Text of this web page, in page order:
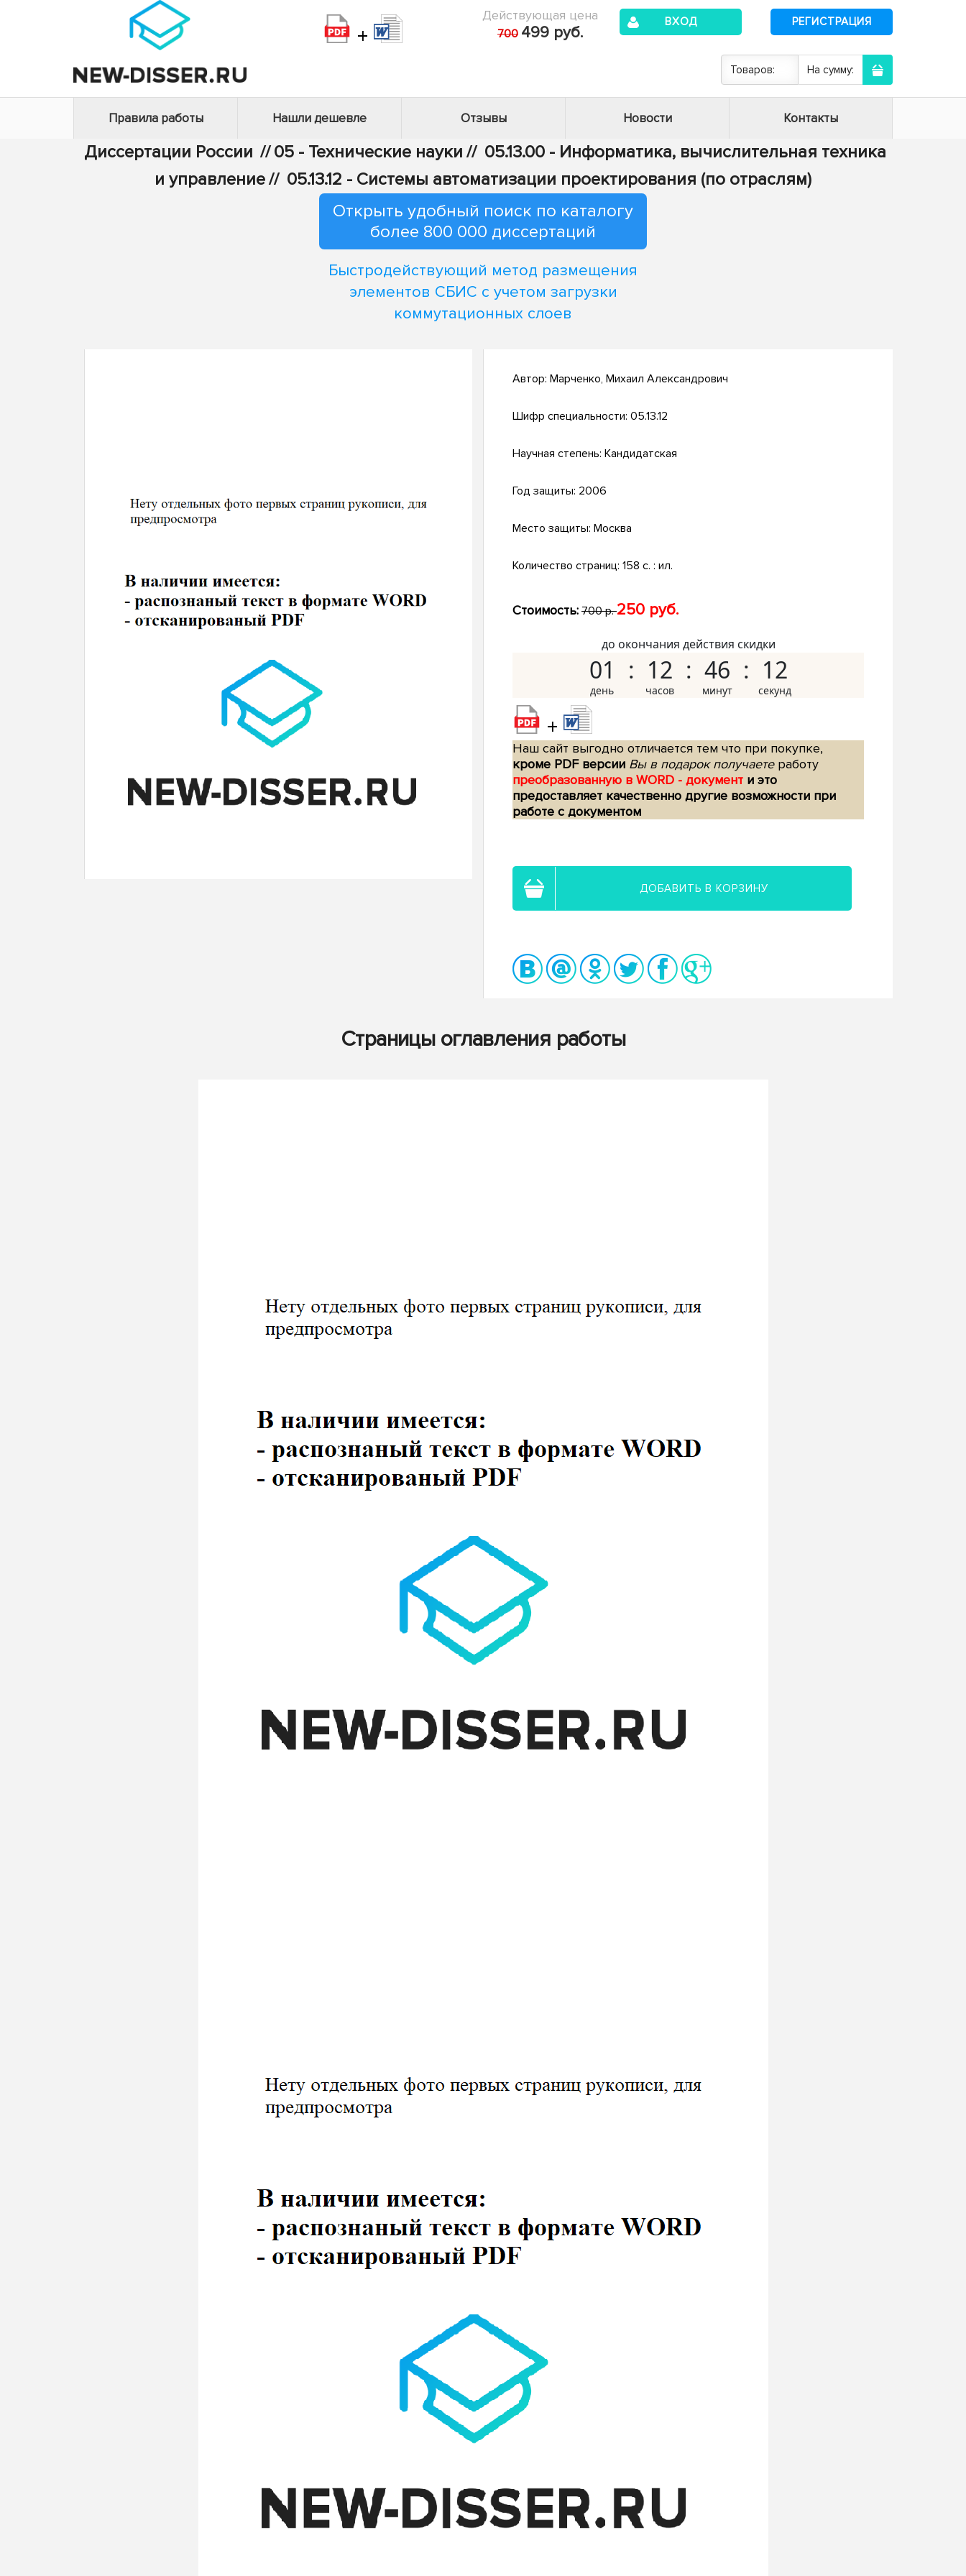
+
Действующая цена
700 499 руб.
ВХОД РЕГИСТРАЦИЯ
Товаров: На сумму:
Правила работы Нашли дешевле Отзывы Новости Контакты
Диссертации России // 05 - Технические науки // 05.13.00 - Информатика, вычислительная техника
и управление// 05.13.12 - Системы автоматизации проектирования (по отраслям)
Открыть удобный поиск по каталогу
более 800 000 диссертаций
Быстродействующий метод размещения
элементов СБИС с учетом загрузки
коммутационных слоев
Автор: Марченко, Михаил Александрович
Шифр специальности: 05.13.12
Научная степень: Кандидатская
Год защиты: 2006
Место защиты: Москва
Количество страниц: 158 с. : ил.
Стоимость: 700 р.250 руб.
до окончания действия скидки
01 12 46 11
+
Наш сайт выгодно отличается тем что при покупке,
кроме PDF версии Вы в подарок получаетеработу
преобразованную в WORD - документ и это
предоставляет качественно другие возможности при
работе с документом
ДОБАВИТЬ В КОРЗИНУ
Страницы оглавления работы